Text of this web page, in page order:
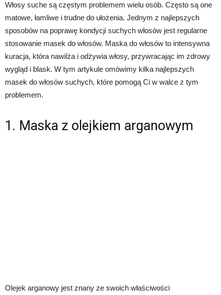
Włosy suche są częstym problemem wielu osób. Często są one
matowe, łamliwe i trudne do ułożenia. Jednym z najlepszych
sposobów na poprawę kondycji suchych włosów jest regularne
stosowanie masek do włosów. Maska do włosów to intensywna
kuracja, która nawilża i odżywia włosy, przywracając im zdrowy
wygląd i blask. W tym artykule omówimy kilka najlepszych
masek do włosów suchych, które pomogą Ci w walce z tym
problemem.
1. Maska z olejkiem arganowym
Olejek arganowy jest znany ze swoich właściwości